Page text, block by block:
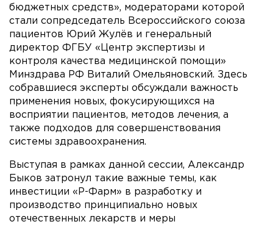
бюджетных средств», модераторами которой
стали сопредседатель Всероссийского союза
пациентов Юрий Жулёв и генеральный
директор ФГБУ «Центр экспертизы и
контроля качества медицинской помощи»
Минздрава РФ Виталий Омельяновский. Здесь
собравшиеся эксперты обсуждали важность
применения новых, фокусирующихся на
восприятии пациентов, методов лечения, а
также подходов для совершенствования
системы здравоохранения.
Выступая в рамках данной сессии, Александр
Быков затронул такие важные темы, как
инвестиции «Р-Фарм» в разработку и
производство принципиально новых
отечественных лекарств и меры